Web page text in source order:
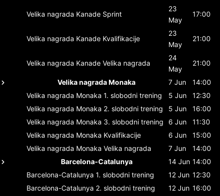
Velika nagrada Kanade Sprint
23
May
17:00
Velika nagrada Kanade Kvalifikacije
23
May
21:00
Velika nagrada Kanade Velika nagrada
24
May
21:00
Velika nagrada Monaka 7 Jun
14:00
Velika nagrada Monaka 1. slobodni trening 5 Jun
12:30
Velika nagrada Monaka 2. slobodni trening 5 Jun
16:00
Velika nagrada Monaka 3. slobodni trening 6 Jun
11:30
Velika nagrada Monaka Kvalifikacije 6 Jun
15:00
Velika nagrada Monaka Velika nagrada 7 Jun
14:00
Barcelona-Catalunya
14 Jun 14:00
Barcelona-Catalunya 1. slobodni trening 12 Jun 12:30
Barcelona-Catalunya 2. slobodni trening 12 Jun 16:00